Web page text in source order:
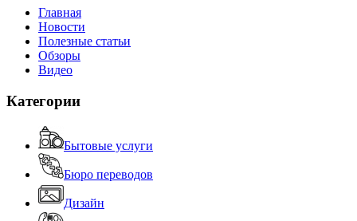
Главная
Новости
Полезные статьи
Обзоры
Видео
Категории
Бытовые услуги
Бюро переводов
Дизайн